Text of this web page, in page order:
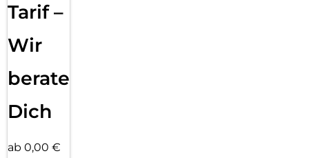
Tarif –
Wir
beraten
Dich
ab 0,00 €